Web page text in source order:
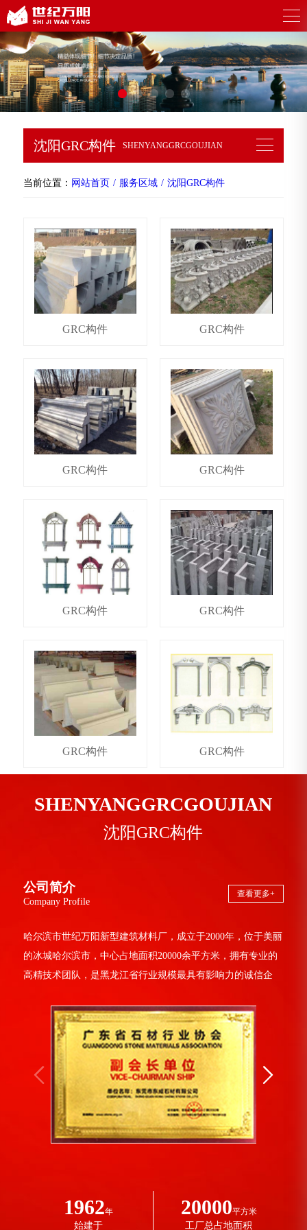
沈阳GRC构件 SHENYANGGRCGOUJIAN
当前位置： 网站首页 服务区域 沈阳GRC构件
GRC构件 GRC构件
GRC构件 GRC构件
GRC构件 GRC构件
GRC构件 GRC构件
SHENYANGGRCGOUJIAN
沈阳GRC构件
公司简介
Company Profile
查看更多+
哈尔滨市世纪万阳新型建筑材料厂，成立于2000年，位于美丽
的冰城哈尔滨市，中心占地面积20000余平方米，拥有专业的
高精技术团队，是黑龙江省行业规模最具有影响力的诚信企
业，现任中国GRC行业协会理事会员单位，是黑龙江省增强玻
璃纤维水泥装饰制品规范标准的起草单位。我厂主要生产经
营：保温装饰一体板系列；GFRC装饰构件系列；EPS装饰构
件系列；真岩板外墙装饰系列；聚合...
1962年
始建于
20000平方米
工厂总占地面积